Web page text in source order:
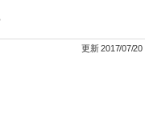
更新 2017/07/20